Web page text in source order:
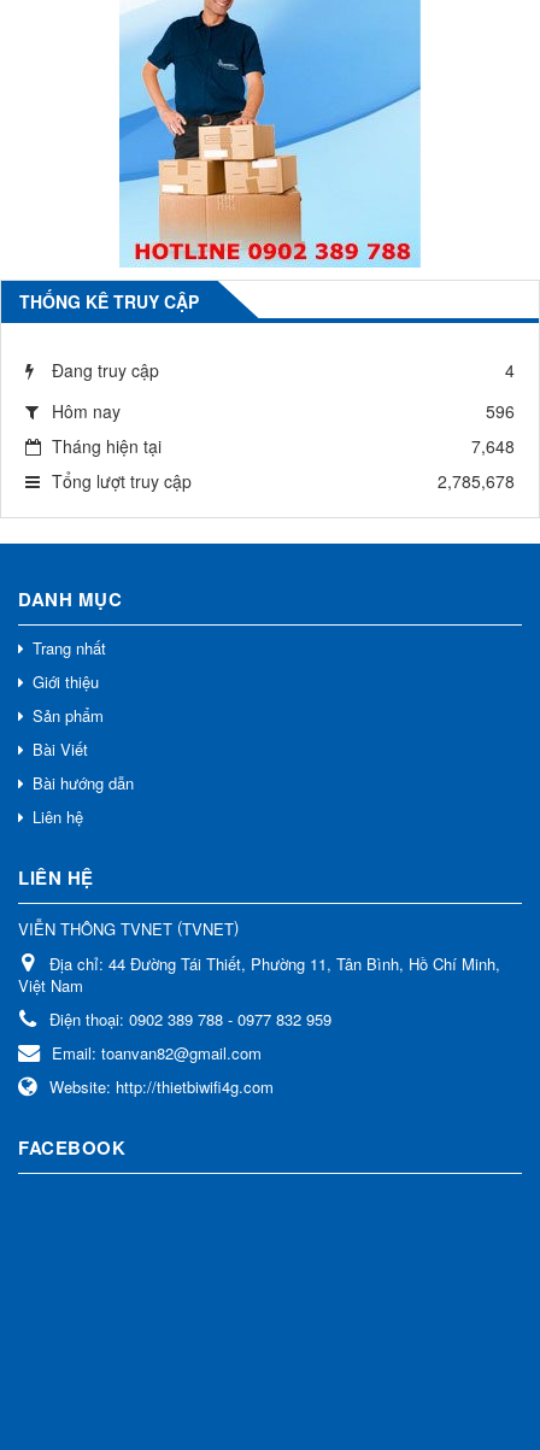
THỐNG KÊ TRUY CẬP
Đang truy cập
4
Hôm nay
596
Tháng hiện tại
7,648
Tổng lượt truy cập
2,785,678
DANH MỤC
Trang nhất
Giới thiệu
Sản phẩm
Bài Viết
Bài hướng dẫn
Liên hệ
LIÊN HỆ
VIỄN THÔNG TVNET (TVNET)
Địa chỉ: 44 Đường Tái Thiết, Phường 11, Tân Bình, Hồ Chí Minh,
Việt Nam
Điện thoại: 0902 389 788 - 0977 832 959
Email: toanvan82@gmail.com
Website: http://thietbiwifi4g.com
FACEBOOK